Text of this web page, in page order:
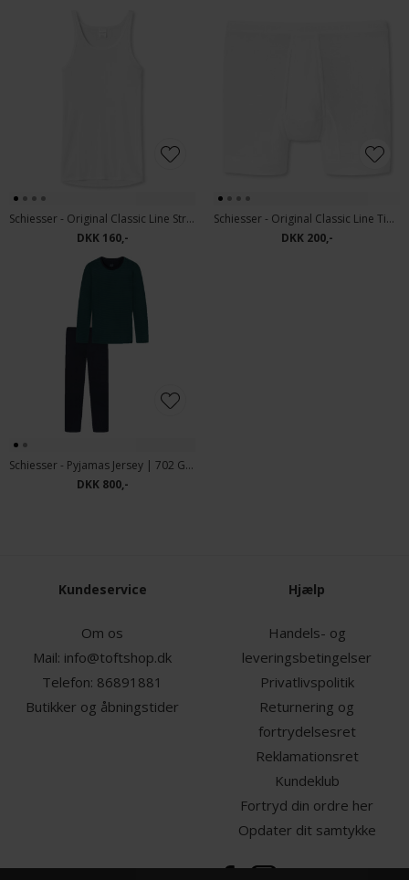
Schiesser - Original Classic Line Strop | Fineripp Hvid
DKK 160,-
Schiesser - Original Classic Line Tights m' gylp | Fineripp Hvid
DKK 200,-
Schiesser - Pyjamas Jersey | 702 Grøn
DKK 800,-
Kundeservice
Om os
Mail: info@toftshop.dk
Telefon: 86891881
Butikker og åbningstider
Hjælp
Handels- og
leveringsbetingelser
Privatlivspolitik
Returnering og
fortrydelsesret
Reklamationsret
Kundeklub
Fortryd din ordre her
Opdater dit samtykke